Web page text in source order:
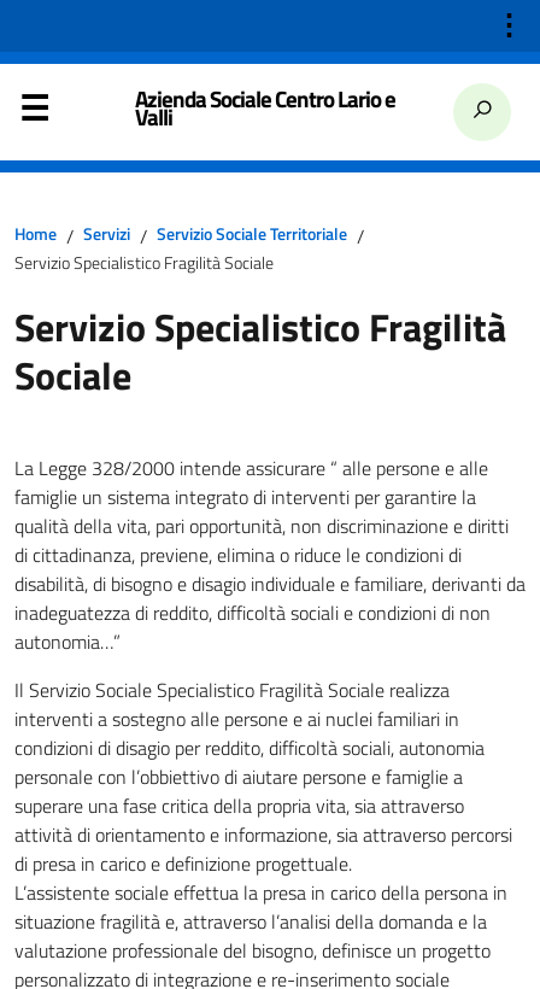
⋮
Azienda Sociale Centro Lario e
Valli
Home / Servizi / Servizio Sociale Territoriale /
Servizio Specialistico Fragilità Sociale
Servizio Specialistico Fragilità
Sociale
La Legge 328/2000 intende assicurare “ alle persone e alle
famiglie un sistema integrato di interventi per garantire la
qualità della vita, pari opportunità, non discriminazione e diritti
di cittadinanza, previene, elimina o riduce le condizioni di
disabilità, di bisogno e disagio individuale e familiare, derivanti da
inadeguatezza di reddito, difficoltà sociali e condizioni di non
autonomia…”
Il Servizio Sociale Specialistico Fragilità Sociale realizza
interventi a sostegno alle persone e ai nuclei familiari in
condizioni di disagio per reddito, difficoltà sociali, autonomia
personale con l’obbiettivo di aiutare persone e famiglie a
superare una fase critica della propria vita, sia attraverso
attività di orientamento e informazione, sia attraverso percorsi
di presa in carico e definizione progettuale.
L’assistente sociale effettua la presa in carico della persona in
situazione fragilità e, attraverso l’analisi della domanda e la
valutazione professionale del bisogno, definisce un progetto
personalizzato di integrazione e re-inserimento sociale